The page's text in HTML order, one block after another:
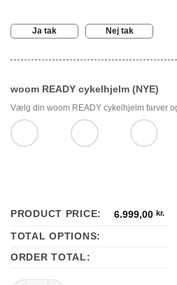
Ja tak Nej tak
woom READY cykelhjelm (NYE)
Vælg din woom READY cykelhjelm farver
PRODUCT PRICE: 6.999,00kr.
TOTAL OPTIONS:
ORDER TOTAL: